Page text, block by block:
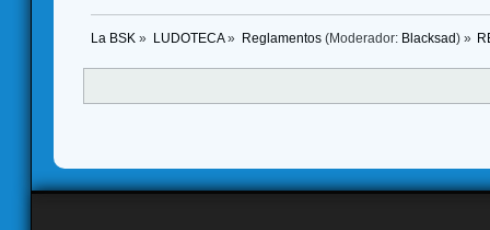
La BSK » LUDOTECA» Reglamentos(Moderador: Blacksad) »